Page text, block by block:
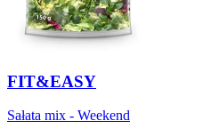
FIT&EASY
Sałata mix - Weekend